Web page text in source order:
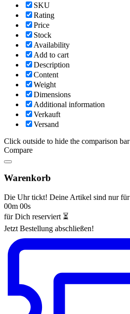
SKU
Rating
Price
Stock
Availability
Add to cart
Description
Content
Weight
Dimensions
Additional information
Verkauft
Versand
Click outside to hide the comparison bar
Compare
Warenkorb
Die Uhr tickt! Deine Artikel sind nur für
00m 00s
für Dich reserviert ⏳
Jetzt Bestellung abschließen!